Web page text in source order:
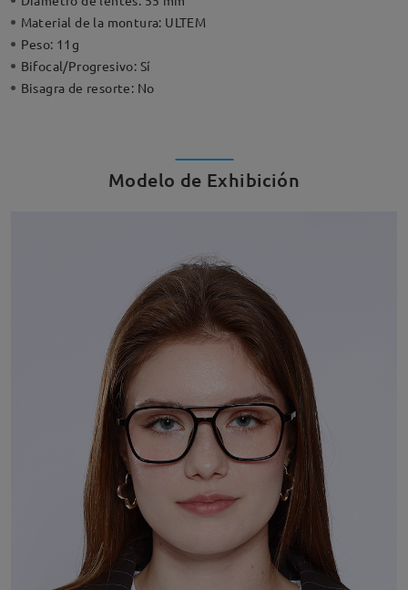
Material de la montura: ULTEM
Peso: 11g
Bifocal/Progresivo: Sí
Bisagra de resorte: No
Modelo de Exhibición